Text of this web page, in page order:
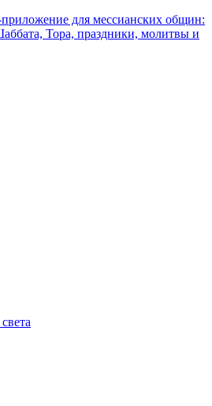
для мессианских общин:
Тора, праздники, молитвы и